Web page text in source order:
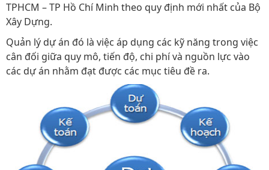
TPHCM – TP Hồ Chí Minh theo quy định mới nhất của Bộ
Xây Dựng.
Quản lý dự án đó là việc áp dụng các kỹ năng trong việc
cân đối giữa quy mô, tiến độ, chi phí và nguồn lực vào
các dự án nhằm đạt được các mục tiêu đề ra.